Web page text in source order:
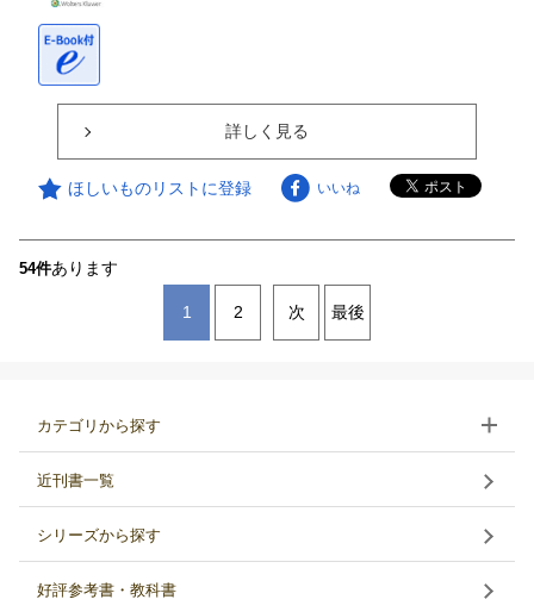
詳しく見る
ほしいものリストに登録 いいね
54件あります
1 2 次 最後
カテゴリから探す
近刊書一覧
シリーズから探す
好評参考書・教科書